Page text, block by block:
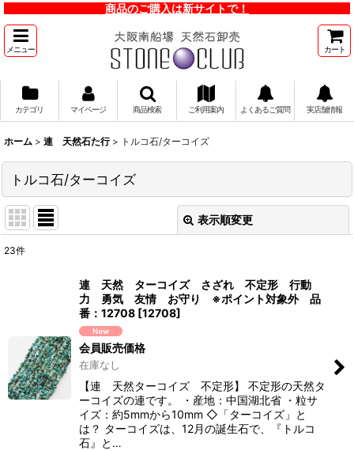
商品のご購入は新サイトで！
メニュー カート
カテゴリ マイページ 商品検索 ご利用案内 よくあるご質問 実店舗情報
ホーム > 連 天然石た行 > トルコ石/ターコイズ
トルコ石/ターコイズ
表示順変更
23件
連 天然 ターコイズ さざれ 不定形 行動
力 勇気 友情 お守り ※ポイント対象外 品
番：12708 [12708]
会員販売価格
在庫なし
【連 天然ターコイズ 不定形】 不定形の天然タ
ーコイズの連です。 ・産地：中国湖北省 ・粒サ
イズ：約5mmから10mm ◇「ターコイズ」と
は？ ターコイズは、12月の誕生石で、『トルコ
石』と…